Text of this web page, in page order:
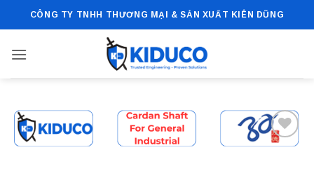
dung
CÔNG TY TNHH THƯƠNG MẠI & SẢN XUẤT KIÊN DŨNG